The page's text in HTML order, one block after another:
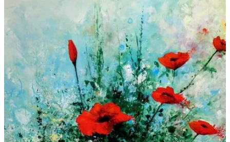
Galeries ▼
▼
Boutique
Contact
Newsletter
BLOG